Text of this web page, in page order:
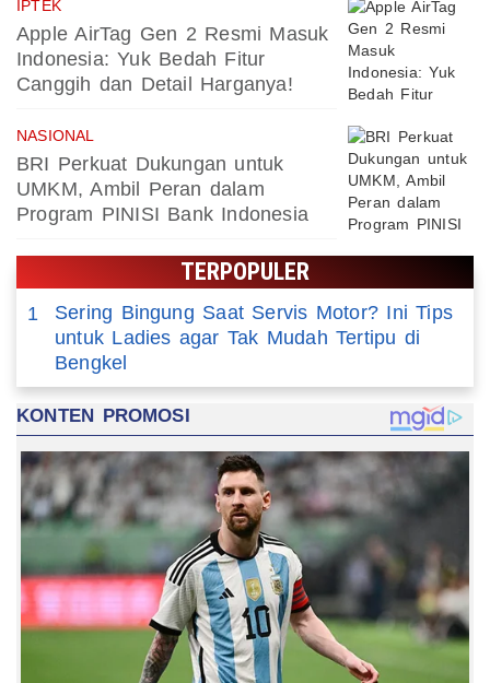
IPTEK
Apple AirTag Gen 2 Resmi Masuk
Indonesia: Yuk Bedah Fitur
Canggih dan Detail Harganya!
NASIONAL
BRI Perkuat Dukungan untuk
UMKM, Ambil Peran dalam
Program PINISI Bank Indonesia
TERPOPULER
1
Sering Bingung Saat Servis Motor? Ini Tips
untuk Ladies agar Tak Mudah Tertipu di
Bengkel